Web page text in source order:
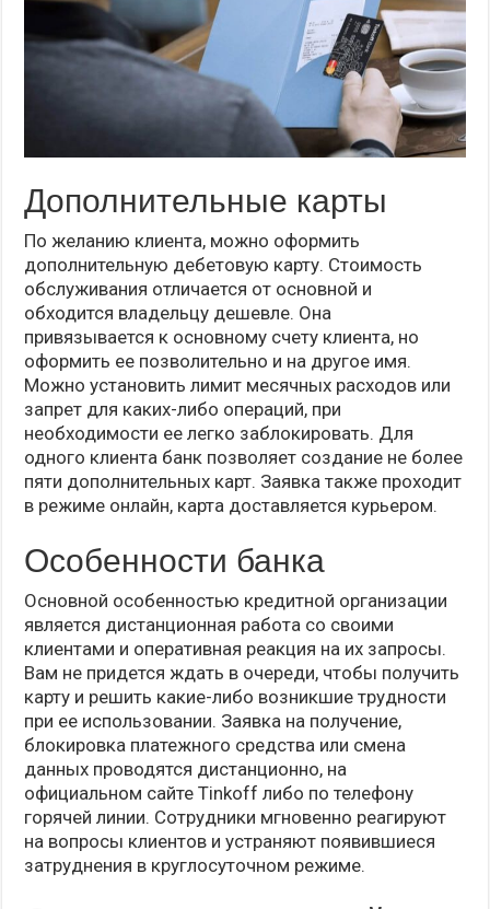
Дополнительные карты
По желанию клиента, можно оформить
дополнительную дебетовую карту. Стоимость
обслуживания отличается от основной и
обходится владельцу дешевле. Она
привязывается к основному счету клиента, но
оформить ее позволительно и на другое имя.
Можно установить лимит месячных расходов или
запрет для каких-либо операций, при
необходимости ее легко заблокировать. Для
одного клиента банк позволяет создание не более
пяти дополнительных карт. Заявка также проходит
в режиме онлайн, карта доставляется курьером.
Особенности банка
Основной особенностью кредитной организации
является дистанционная работа со своими
клиентами и оперативная реакция на их запросы.
Вам не придется ждать в очереди, чтобы получить
карту и решить какие-либо возникшие трудности
при ее использовании. Заявка на получение,
блокировка платежного средства или смена
данных проводятся дистанционно, на
официальном сайте Tinkoff либо по телефону
горячей линии. Сотрудники мгновенно реагируют
на вопросы клиентов и устраняют появившиеся
затруднения в круглосуточном режиме.